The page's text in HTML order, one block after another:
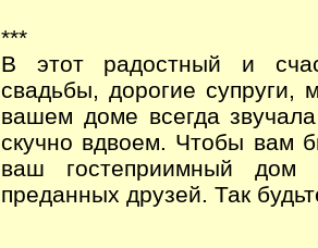
***
В этот радостный и
свадьбы, дорогие
вашем доме всегда
скучно вдвоем. Чтобы вам
ваш гостеприимный
преданных друзей. Так